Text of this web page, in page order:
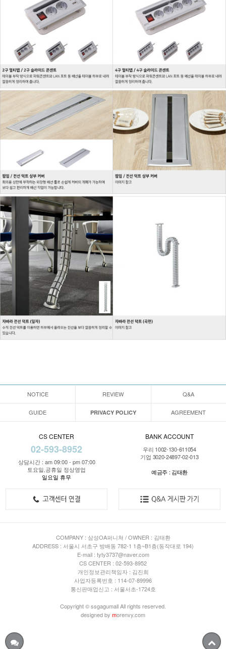
NOTICE REVIEW Q&A
GUIDE PRIVACY POLICY AGREEMENT
CS CENTER
02-593-8952
상담시간 : am 09:00 - pm 07:00
토요일,공휴일 정상영업
일요일 휴무
BANK ACCOUNT
우리 1002-130-611054
기업 3020-24897-02-013
예금주 : 김태환
COMPANY : 삼성OA퍼니쳐 / OWNER : 김태환
ADDRESS : 서울시 서초구 방배동 782-1 1층~B1층(동작대로 194)
E-mail : tyty3737@naver.com
CS CENTER : 02-593-8952
개인정보관리책임자 : 김진희
사업자등록번호 : 114-07-89996
통신판매업신고 : 서울서초-1724호
Copyright © ssgagumall All rights reserved.
designed by morenvy.com